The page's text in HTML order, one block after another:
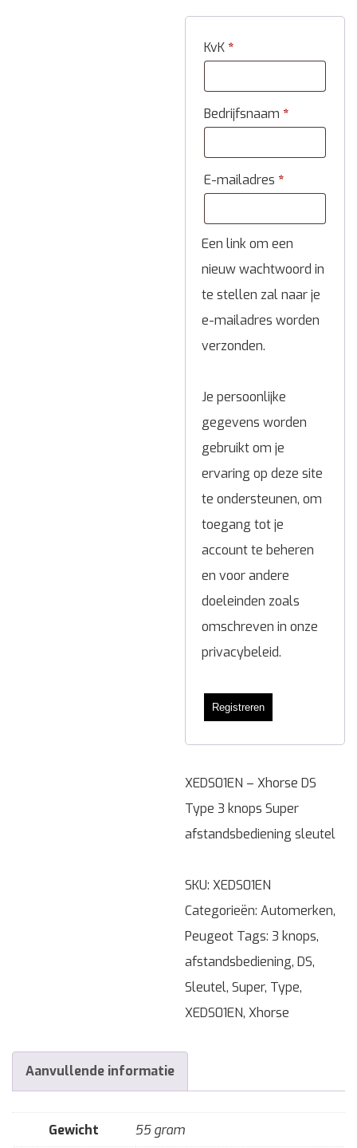
KvK *
Bedrijfsnaam *
E-mailadres *
Een link om een
nieuw wachtwoord in
te stellen zal naar je
e-mailadres worden
verzonden.
Je persoonlijke
gegevens worden
gebruikt om je
ervaring op deze site
te ondersteunen, om
toegang tot je
account te beheren
en voor andere
doeleinden zoals
omschreven in onze
privacybeleid.
Registreren
XEDS01EN – Xhorse DS
Type 3 knops Super
afstandsbediening sleutel
SKU:XEDS01EN
Categorieën:Automerken,
Peugeot Tags:3 knops,
afstandsbediening,DS,
Sleutel,Super, Type,
XEDS01EN,Xhorse
Aanvullende informatie
Gewicht 55 gram